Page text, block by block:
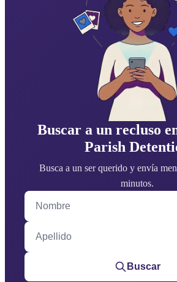
Buscar a un recluso
Parish
Busca a un ser querido y envía
minutos.
Nombre
Apellido
Buscar